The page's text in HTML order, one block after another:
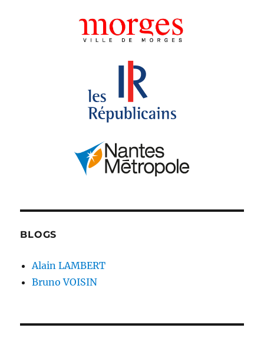
BLOGS
Alain LAMBERT
Bruno VOISIN